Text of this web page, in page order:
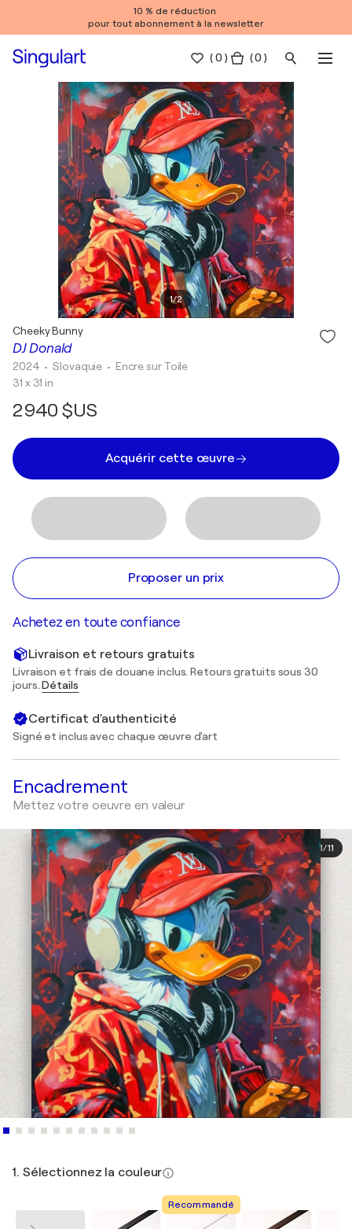
10 % de réduction
pour tout abonnement à la newsletter
(0 ) ( 0 )
1/2
DJ Donald
Cheeky Bunny
2024 • Slovaquie • Encre sur Toile
31 x 31 in
2 940 $US
Acquérir cette œuvre
Proposer un prix
Achetez en toute confiance
Livraison et retours gratuits
Livraison et frais de douane inclus. Retours gratuits sous 30
jours.Détails
Certificat d'authenticité
Signé et inclus avec chaque œuvre d'art
Encadrement
Mettez votre oeuvre en valeur
1/11
1. Sélectionnez la couleur
Recommandé